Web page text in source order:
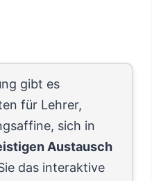
gibt es
für Lehrer,
sich in
Austausch
das interaktive